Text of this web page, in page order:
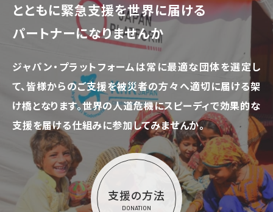
とともに緊急支援を世界に届ける
パートナーになりませんか
ジャパン・プラットフォームは常に最適な団体を選定し
て、皆様からのご支援を被災者の方々へ適切に届ける架
け橋となります。世界の人道危機にスピーディで効果的な
支援を届ける仕組みに参加してみませんか。
支援の方法
DONATION